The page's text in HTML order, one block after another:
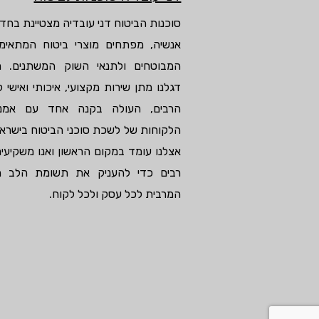
סוכנות הביטוח דני עובדיה מצטיינת
אנשיה, מפתחים מוצרי ביטוח
המבוטחים ולתנאי השוק המשתנים.
דגלנו מתן שירות מקצועי, איכותי ואישי
הרבים, העולה בקנה אחד עם
הלקוחות של לשכת סוכני הביטוח
אצלנו עומד במקום הראשון ואנו
רבים כדי להעניק את תשומת הלב
המרבית לכל עסק ולכל לקוח.